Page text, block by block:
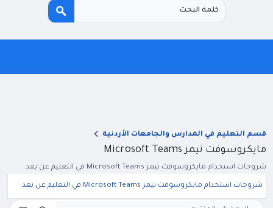
قسم التعليم في المدارس والجامعات الأردنية
مايكروسوفت تيمز Microsoft Teams
شروحات استخدام مايكروسوفت تيمز Microsoft Teams في التعليم عن بعد
شروحات استخدام مايكروسوفت تيمز Microsoft Teams في التعليم عن بعد